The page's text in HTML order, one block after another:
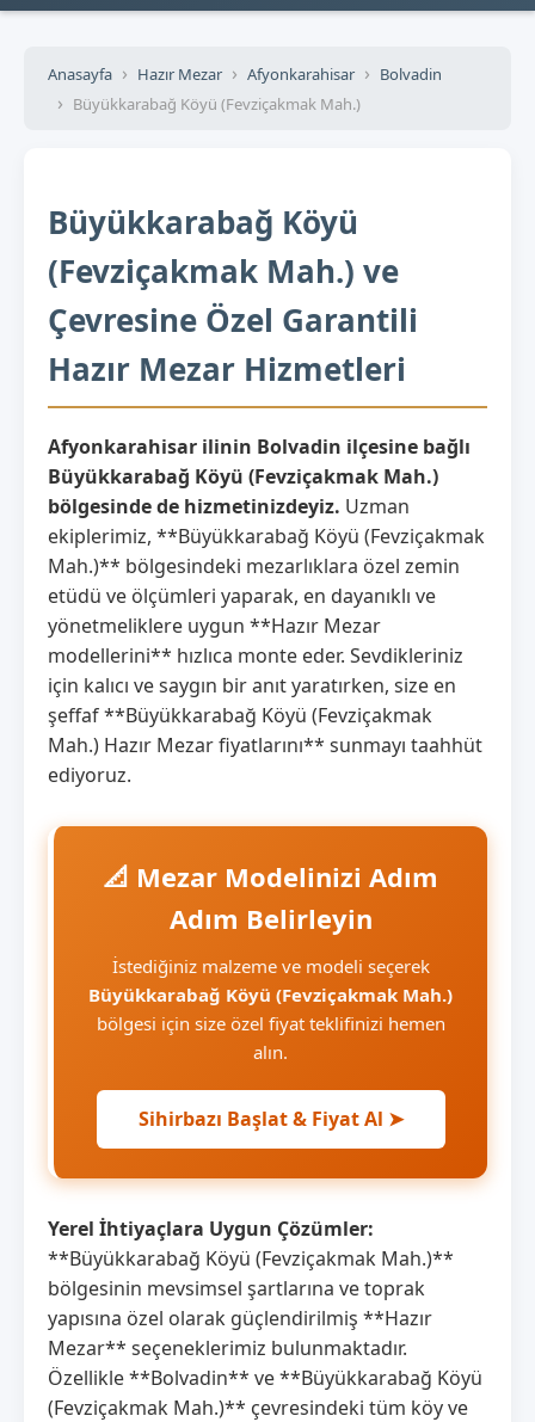
Anasayfa Hazır Mezar Afyonkarahisar
Bolvadin
Büyükkarabağ Köyü (Fevziçakmak Mah.)
Büyükkarabağ Köyü
(Fevziçakmak Mah.) ve
Çevresine Özel Garantili
Hazır Mezar Hizmetleri
Afyonkarahisar ilinin Bolvadin ilçesine bağlı
Büyükkarabağ Köyü (Fevziçakmak Mah.)
bölgesinde de hizmetinizdeyiz. Uzman
ekiplerimiz, **Büyükkarabağ Köyü (Fevziçakmak
Mah.)** bölgesindeki mezarlıklara özel zemin
etüdü ve ölçümleri yaparak, en dayanıklı ve
yönetmeliklere uygun **Hazır Mezar
modellerini** hızlıca monte eder. Sevdikleriniz
için kalıcı ve saygın bir anıt yaratırken, size en
şeffaf **Büyükkarabağ Köyü (Fevziçakmak
Mah.) Hazır Mezar fiyatlarını** sunmayı taahhüt
ediyoruz.
📐 Mezar Modelinizi Adım
Adım Belirleyin
İstediğiniz malzeme ve modeli seçerek
Büyükkarabağ Köyü (Fevziçakmak Mah.)
bölgesi için size özel fiyat teklifinizi hemen
alın.
Sihirbazı Başlat & Fiyat Al ➤
Yerel İhtiyaçlara Uygun Çözümler:
**Büyükkarabağ Köyü (Fevziçakmak Mah.)**
bölgesinin mevsimsel şartlarına ve toprak
yapısına özel olarak güçlendirilmiş **Hazır
Mezar** seçeneklerimiz bulunmaktadır.
Özellikle **Bolvadin** ve **Büyükkarabağ Köyü
(Fevziçakmak Mah.)** çevresindeki tüm köy ve